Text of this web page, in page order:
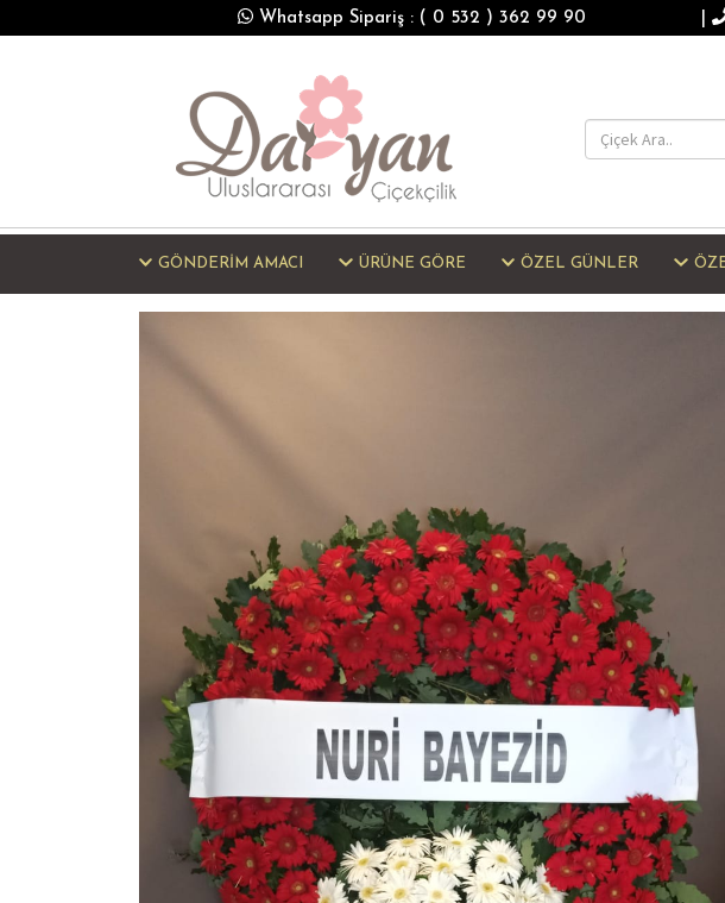
Whatsapp Sipariş : ( 0 532 ) 362 99 90
GÖNDERİM AMACI ÜRÜNE GÖRE ÖZEL GÜNLER